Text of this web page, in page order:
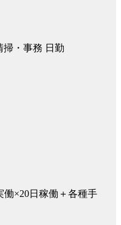
掃・事務 日勤
働×20日稼働＋各種手